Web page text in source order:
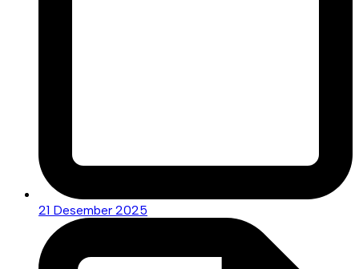
21 Desember 2025